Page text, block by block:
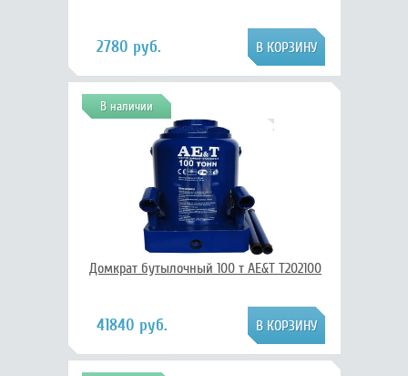
2780 руб.
В наличии
Домкрат бутылочный 100 т AE&T T202100
41840 руб.